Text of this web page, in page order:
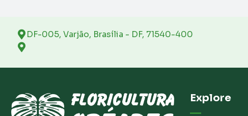
DF-005, Varjão, Brasília - DF, 71540-400
Explore